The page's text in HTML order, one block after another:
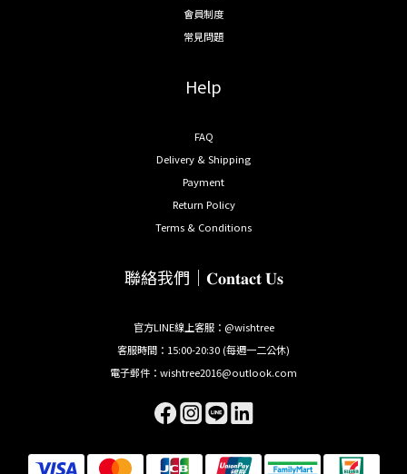
會員制度
常見問題
Help
FAQ
Delivery & Shipping
Payment
Return Policy
Terms & Conditions
聯絡我們｜𝐂𝐨𝐧𝐭𝐚𝐜𝐭 𝐔𝐬
官方LINE線上客服：@wishtree
客服時間：15:00-20:30 (每週一二公休)
電子郵件：wishtree2016@outlook.com